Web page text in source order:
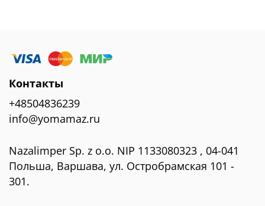
Контакты
+48504836239
info@yomamaz.ru
Nazalimper Sp. z o.o. NIP 1133080323 , 04-041
Польша, Варшава, ул. Остробрамская 101 -
301.